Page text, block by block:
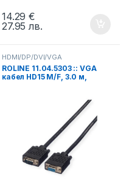
14.29€
27.95лв.
HDMI/DP/DVI/VGA
ROLINE 11.04.5303 :: VGA
кабел HD15 M/F, 3.0 м,